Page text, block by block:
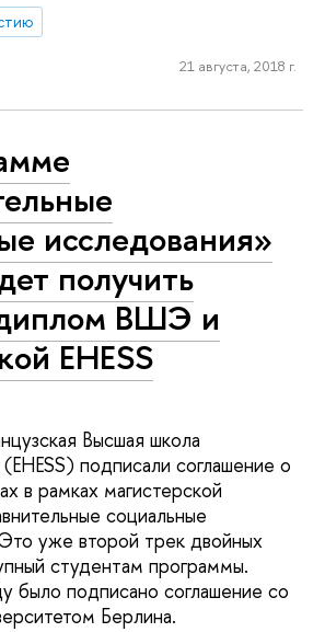
21 августа, 2018 г.
исследования»
получить
ВШЭ и
EHESS
Высшая школа
подписали соглашение о
в рамках магистерской
социальные
уже второй трек двойных
студентам программы.
было подписано соглашение со
Берлина.